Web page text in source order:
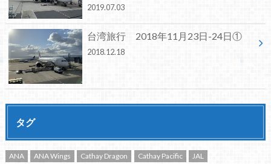
2019.07.03
台湾旅行 2018年11月23日-24日①
2018.12.18
タグ
ANA ANA Wings Cathay Dragon Cathay Pacific JAL